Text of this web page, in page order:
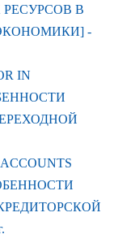
РЕСУРСОВ В
-
IN